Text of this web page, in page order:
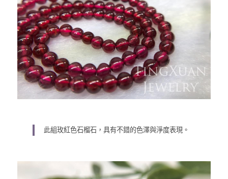
此組玫紅色石榴石，具有不錯的色澤與淨度表現。